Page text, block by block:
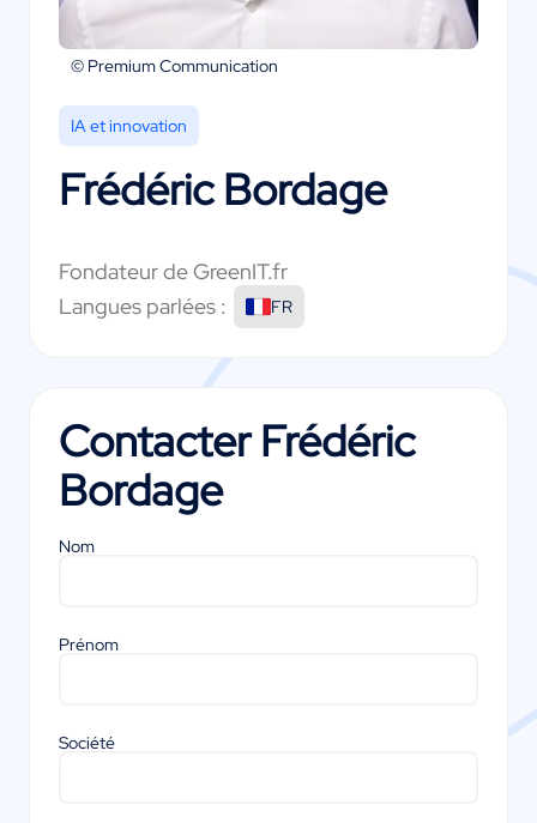
© Premium Communication
IA et innovation
Frédéric Bordage
Fondateur de GreenIT.fr
Langues parlées :
FR
ContacterFrédéric
Bordage
Nom
Prénom
Société